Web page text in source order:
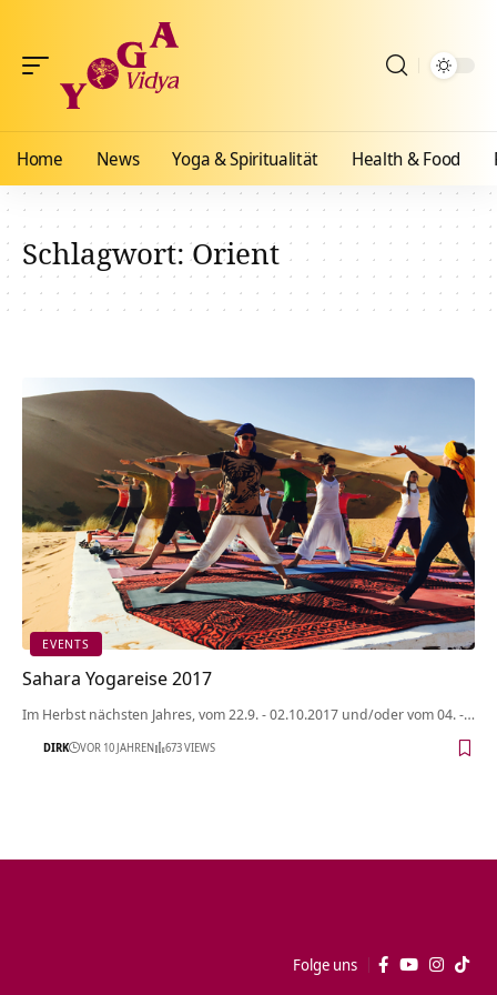
Home News Yoga & Spiritualität Health & Food
Schlagwort:Orient
EVENTS
Sahara Yogareise 2017
Im Herbst nächsten Jahres, vom 22.9. - 02.10.2017 und/oder vom 04. -…
DIRK VOR 10 JAHREN 673 VIEWS
Folge uns